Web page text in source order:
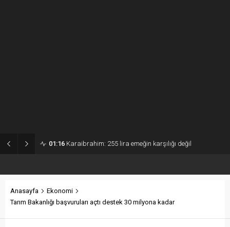
01:16 Karaibrahim: 255 lira emeğin karşılığı değil
Anasayfa
Ekonomi
Tarım Bakanlığı başvuruları açtı destek 30 milyona kadar